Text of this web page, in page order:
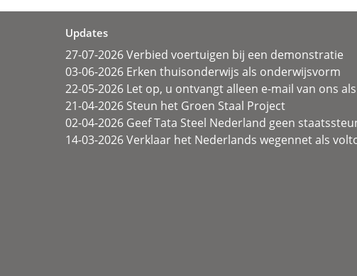
Updates
27-07-2026 Verbied voertuigen bij een demonstratie
03-06-2026 Erken thuisonderwijs als onderwijsvorm
22-05-2026 Let op, u ontvangt alleen e-mail van ons
21-04-2026 Steun het Groen Staal Project
02-04-2026 Geef Tata Steel Nederland geen
14-03-2026 Verklaar het Nederlands wegennet als